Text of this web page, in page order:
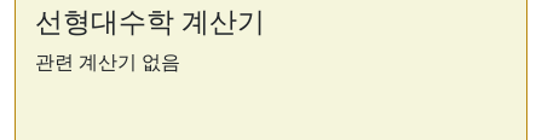
선형대수학 계산기
관련 계산기 없음